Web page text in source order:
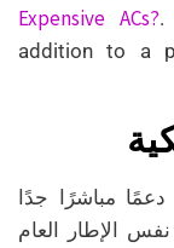
Expensive ACs?.
addition to a
دعمًا مباشرًا جدًا
الإطار العام